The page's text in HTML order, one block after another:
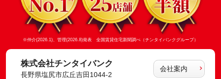
※仲介(2026.1)、管理(2026.8)発表 全国賃貸住宅新聞調べ（チンタイバンクグループ）
株式会社チンタイバンク
長野県塩尻市広丘吉田1044-2
会社案内